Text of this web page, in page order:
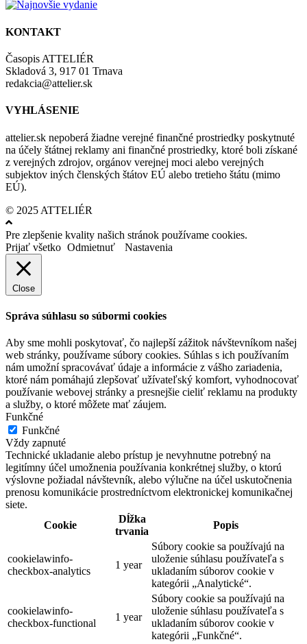
KONTAKT
Časopis ATTELIÉR
Skladová 3, 917 01 Trnava
redakcia@attelier.sk
VYHLÁSENIE
attelier.sk nepoberá žiadne verejné finančné prostriedky poskytnuté
na účely štátnej reklamy ani finančné prostriedky, ktoré boli získané
z verejných zdrojov, orgánov verejnej moci alebo verejných
subjektov iných členských štátov EÚ alebo tretieho štátu (mimo
EÚ).
© 2025 ATTELIÉR
Pre zlepšenie kvality našich stránok používame cookies.
Prijať všetko Odmietnuť Nastavenia
Close
Správa súhlasu so súbormi cookies
Aby sme mohli poskytovať, čo najlepší zážitok návštevníkom našej
web stránky, používame súbory cookies. Súhlas s ich používaním
nám umožní spracovávať údaje a informácie z vášho zariadenia,
ktoré nám pomáhajú zlepšovať užívateľský komfort, vyhodnocovať
používanie webovej stránky a presnejšie cieliť reklamu na produkty
a služby, o ktoré môžete mať záujem.
Funkčné
Funkčné
Vždy zapnuté
Technické ukladanie alebo prístup je nevyhnutne potrebný na
legitímny účel umožnenia používania konkrétnej služby, o ktorú
výslovne požiadal návštevník, alebo výlučne na účel uskutočnenia
prenosu komunikácie prostredníctvom elektronickej komunikačnej
siete.
Cookie
Dĺžka
trvania
Popis
cookielawinfo-
checkbox-analytics
1 year
Súbory cookie sa používajú na
uloženie súhlasu používateľa s
ukladaním súborov cookie v
kategórii „Analytické“.
cookielawinfo-
checkbox-functional
1 year
Súbory cookie sa používajú na
uloženie súhlasu používateľa s
ukladaním súborov cookie v
kategórii „Funkčné“.